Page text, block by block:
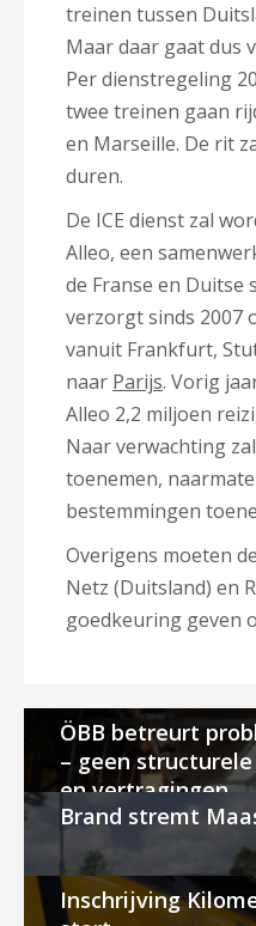
treinen tussen
Maar daar gaat dus
Per dienstregeling
twee treinen gaan
en Marseille. De rit
duren.
De ICE dienst zal
Alleo, een
de Franse en Duitse
verzorgt sinds 2007
vanuit Frankfurt,
naar Parijs. Vorig
Alleo 2,2 miljoen
Naar verwachting
toenemen,
bestemmingen
Overigens moeten
Netz (Duitsland) en
goedkeuring geven
ÖBB betreurt
– geen
en vertragingen
Brand stremt
Inschrijving